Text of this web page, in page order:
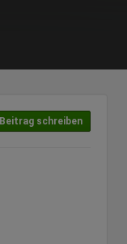
Beitrag schreiben